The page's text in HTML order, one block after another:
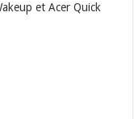
et Acer Quick